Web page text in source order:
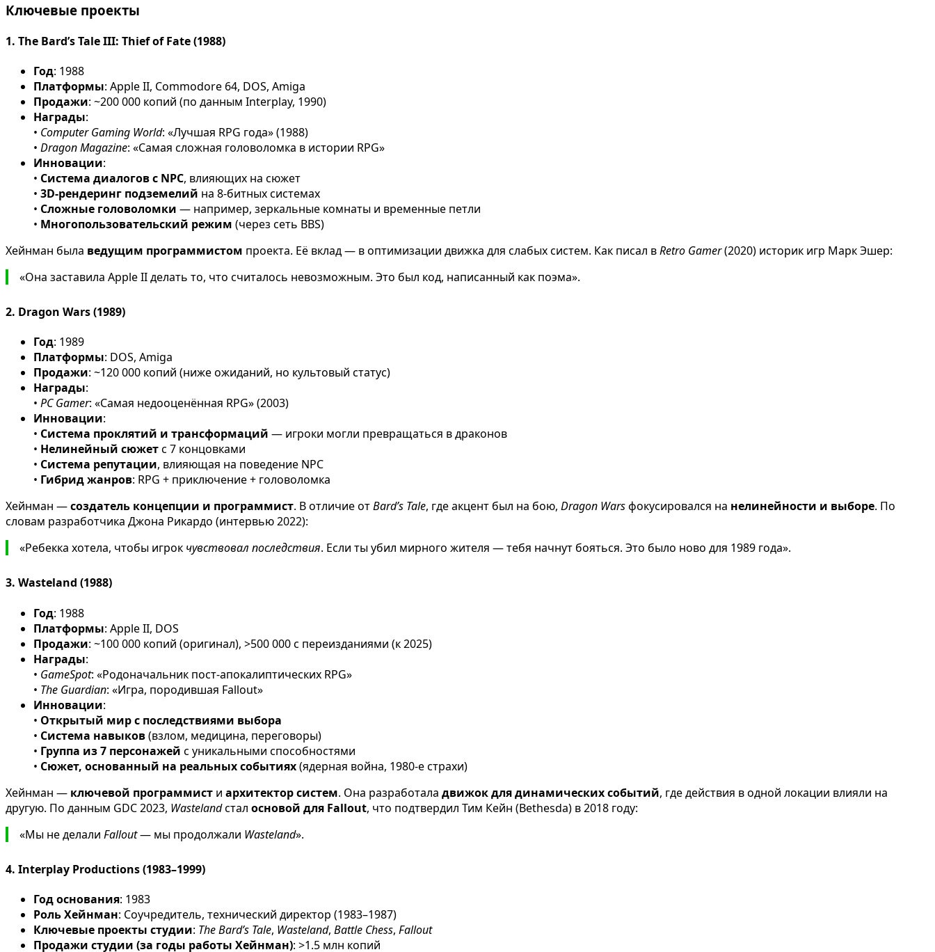
Ключевые проекты
1. The Bard’s Tale III: Thief of Fate (1988)
Год: 1988
Платформы: Apple II, Commodore 64, DOS, Amiga
Продажи: ~200 000 копий (по данным Interplay, 1990)
Награды:
• Computer Gaming World: «Лучшая RPG года» (1988)
• Dragon Magazine: «Самая сложная головоломка в истории RPG»
Инновации:
• Система диалогов с NPC, влияющих на сюжет
• 3D-рендеринг подземелий на 8-битных системах
• Сложные головоломки — например, зеркальные комнаты и временные петли
• Многопользовательский режим (через сеть BBS)
Хейнман была ведущим программистом проекта. Её вклад — в оптимизации движка для слабых систем. Как писал вRetro Gamer(2020) историк игр Марк Эшер:
«Она заставила Apple II делать то, что считалось невозможным. Это был код, написанный как поэма».
2. Dragon Wars (1989)
Год: 1989
Платформы: DOS, Amiga
Продажи: ~120 000 копий (ниже ожиданий, но культовый статус)
Награды:
• PC Gamer: «Самая недооценённая RPG» (2003)
Инновации:
• Система проклятий и трансформаций — игроки могли превращаться в драконов
• Нелинейный сюжетс 7 концовками
• Система репутации, влияющая на поведение NPC
• Гибрид жанров: RPG + приключение + головоломка
Хейнман —создатель концепции и программист. В отличие отBard’s Tale, где акцент был на бою, Dragon Warsфокусировался на нелинейности и выборе. По
словам разработчика Джона Рикардо (интервью 2022):
«Ребекка хотела, чтобы игрок чувствовал последствия. Если ты убил мирного жителя — тебя начнут бояться. Это было ново для 1989 года».
3. Wasteland (1988)
Год: 1988
Платформы: Apple II, DOS
Продажи: ~100 000 копий (оригинал), >500 000 с переизданиями (к 2025)
Награды:
• GameSpot: «Родоначальник пост-апокалиптических RPG»
• The Guardian: «Игра, породившая Fallout»
Инновации:
• Открытый мир с последствиями выбора
• Система навыков(взлом, медицина, переговоры)
• Группа из 7 персонажей с уникальными способностями
• Сюжет, основанный на реальных событиях(ядерная война, 1980-е страхи)
Хейнман — ключевой программист и архитектор систем. Она разработала движок для динамических событий, где действия в одной локации влияли на
другую. По данным GDC 2023, Wastelandстал основой для Fallout, что подтвердил Тим Кейн (Bethesda) в 2018 году:
«Мы не делали Fallout— мы продолжали Wasteland».
4. Interplay Productions (1983–1999)
Год основания: 1983
Роль Хейнман: Соучредитель, технический директор (1983–1987)
Ключевые проекты студии: The Bard’s Tale, Wasteland, Battle Chess, Fallout
Продажи студии (за годы работы Хейнман): >1.5 млн копий